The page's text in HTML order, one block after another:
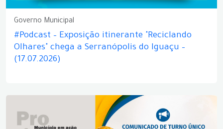
Governo Municipal
#Podcast – Exposição itinerante "Reciclando
Olhares" chega a Serranópolis do Iguaçu –
(17.07.2026)